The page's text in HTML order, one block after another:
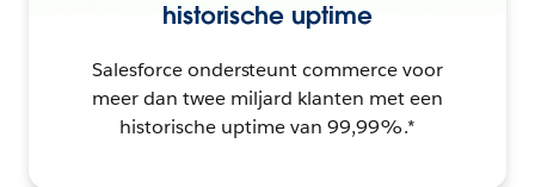
historische uptime
Salesforce ondersteunt commerce voor
meer dan twee miljard klanten met een
historische uptime van 99,99%.*